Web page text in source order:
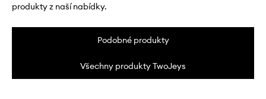
produkty z naší nabídky.
Podobné produkty
Všechny produkty TwoJeys